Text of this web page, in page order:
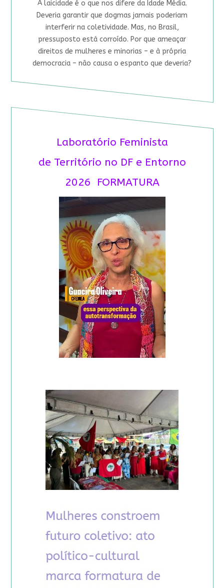
A laicidade é o que nos difere da Idade Média.
Deveria garantir que dogmas jamais poderiam
interferir na coletividade. Mas, no Brasil,
pressuposto está corroído. Por que ameaçar
direitos de mulheres e minorias – e à própria
democracia – não causa o espanto que deveria?
Laboratório Feminista
de Território no DF e Entorno
2026 FORMATURA